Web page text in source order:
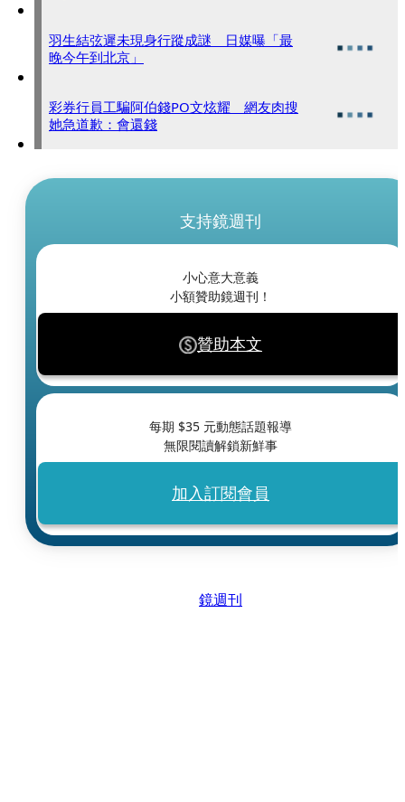
羽生結弦遲未現身行蹤成謎 日媒曝「最
晚今午到北京」
彩券行員工騙阿伯錢PO文炫耀 網友肉搜
她急道歉：會還錢
支持鏡週刊
小心意大意義
小額贊助鏡週刊！
贊助本文
每期 $35 元動態話題報導
無限閱讀解鎖新鮮事
加入訂閱會員
鏡週刊